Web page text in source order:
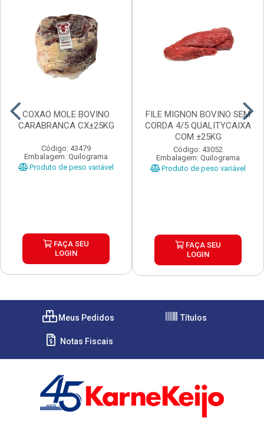
COXAO MOLE BOVINO
CARABRANCA CX±25KG
Código: 43479
Embalagem: Quilograma
Produto de peso variável
FAÇA SEU
LOGIN
FILE MIGNON BOVINO SEM
CORDA 4/5 QUALITYCAIXA
COM ±25KG
Código: 43052
Embalagem: Quilograma
Produto de peso variável
FAÇA SEU
LOGIN
Meus Pedidos Títulos
Notas Fiscais